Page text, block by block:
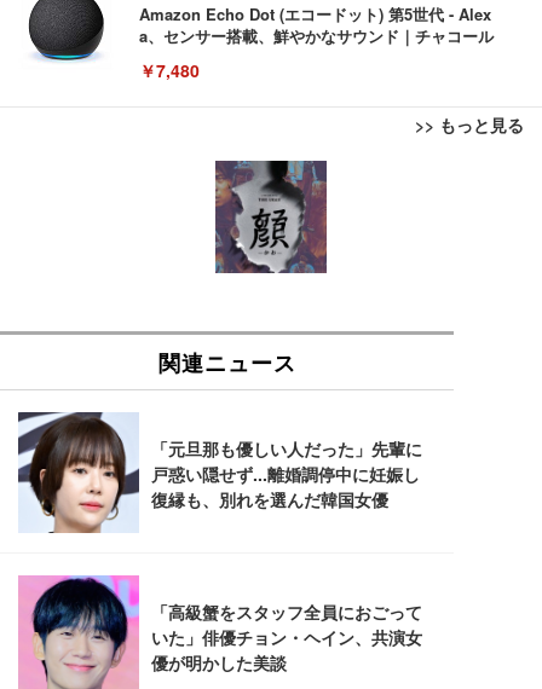
Amazon Echo Dot (エコードット) 第5世代 - Alex
a、センサー搭載、鮮やかなサウンド｜チャコール
￥7,480
>> もっと見る
[EdoErgo] オフィスチェア 椅子 テレワーク 疲れな
い 跳ね上げ式アームレスト コンパクト 約105度ロッ
キング pc 事務椅子 360度回転 座面昇降 強化ナイロ
ン樹脂ベース 通気性メッシュ 在宅ワーク H-WY01
(黒網+黒枠+黒足)
SIHOO B100 オフィスチェア／デスクチェア メッシ
ュチェア 人間工学 疲れない ブラック
￥27,999
Sezlife オフィスチェア デスクチェア 疲れない テレ
ワーク チェア 強化バックレスト 30度ロッキング機
能 人間工学 椅子 腰サポート 90度跳ね上げ式アーム
Sezlife オフィスチェア デスクチェア 疲れない テレ
ワーク チェア 強化バックレスト 30度ロッキング機
能 人間工学 椅子 腰サポート 90度跳ね上げ式アーム
レスト 3Dヘッドレスト ハンガー付き 高反発クッシ
￥7,680
EIZO ビジネス向けプレミアムモニター | FlexScan
EV3240X-WT | 31.5型4K UHD・USB Type-C・ホワ
￥105,595
EV2740X-WT | 27.0型4K UHD・USB Type-C・ホワ
イト
￥109,572
【純正品】27"ゲーミングモニター DualSense 充電
フック付き（CFI-ZDM1J）
【整備済み品】Dell E2724HS 27インチ 液晶モニタ
ー フルHD（1920×1080）VA 非光沢 HDMI/DisplayP
ort/VGA スピーカー内蔵 高さ調整 スイベル VESA対
応 ComfortView ビジネス向け
￥15,800
Amazonベーシック ペットシーツ 薄型 レギュラー 1
回使い捨て 無香料 ホワイト 300枚
Amazonベーシック ペットシーツ 厚型 ワイド 42枚
x2袋(84枚) ホワイト(吸収面:ライトブルー)
￥3,234
ネオ・ルーライフ ネオ・オムツ L 中型犬用 26枚入
り 単品
Smart Basic(スマートベーシック) 【Amazon.co.jp
限定】 Smart Basic アイリスオーヤマ ペットシーツ
超厚型 お徳用 ワイド 100枚入 (x 1) (ケース販売)
￥3,670